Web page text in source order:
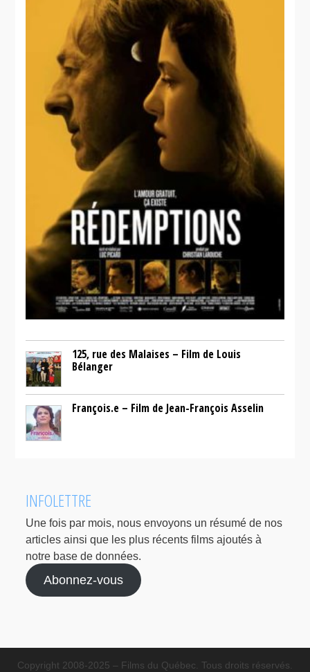
125, rue des Malaises – Film de Louis
Bélanger
François.e – Film de Jean-François Asselin
INFOLETTRE
Une fois par mois, nous envoyons un résumé de nos
articles ainsi que les plus récents films ajoutés à
notre base de données.
Abonnez-vous
Copyright 2008-2025 – Films du Québec. Tous droits réservés.